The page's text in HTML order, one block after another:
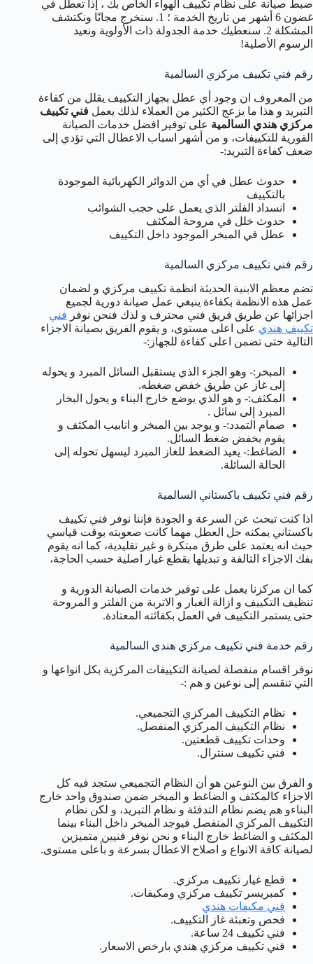
ضبط صيانة على نظام تكييف الهواء الخاص بك ، إذا تعطل في
غضون 6 أشهر من تاريخ الخدمة ؛ 1. سنخرج مجانًا ونكتشف
المشكلة 2. سنعطيك خدمة الجدولة ذات الأولوية ونعيد
الرسوم الأصلية!
رقم فني تكييف مركزي السالمية
من المعروف ان وجود أي عطل بجهاز التكييف يقلل من كفاءة
التبريد و هذا ما يزعج الكثير من العملاء لذلك يعمل فني تكييف
مركزي هندي السالمية على توفير افضل خدمات الصيانة
الفورية للتكييفات، و من أشهر اسباب الاعطال التي تؤدي إلى
ضعف كفاءة التبريد:-
حدوث عطل في أي من الدوائر الكهربائية الموجودة
بالتكييف
انسداد الفلتر الذي يعمل على حجب الشوائب
حدوث خلل في مروحة المكثف
عطل في المبخر الموجود داخل التكييف
رقم فني تكييف مركزي السالمية
تضم معظم الابنية الحديثة انظمة تكييف مركزي و لضمان
عمل هذه الانظمة بكفاءة ينبغي عمل صيانة دورية لجميع
اجزائها عن طريق فريق فني محترف و لذك فنحن نوفر فني
تكييف هندي على اعلى مستوى، و يقوم الفريق بصيانة الاجزاء
التالية حتى تضمن اعلى كفاءة للجهاز:-
المبخر:- وهو الجزء الذي يستقبل السائل المبرد و يحوله
إلى غاز عن طريق خفض ضغطه.
المكثف:- و هو الذي يوضع خارج البناء و يحول البخار
المبرد إلى سائل .
صمام التمدد:- و يوجد بين المبخر و انابيب المكثف و
يقوم بخفض ضغط السائل.
الضاغط:- يعيد الضغط للغاز المبرد ليسهل تحوله إلى
الحالة السائلة.
رقم فني تكييف باكستاني السالمية
اذا كنت تبحث عن السرعة و الجودة فإننا نوفر فني تكييف
باكستاني يمكنه حل العطل مهما كانت صعوبته بوقت قياسي
حيث انه يعتمد على طرق مبتكرة و غير تقليدية، كما انه يقوم
بفك الاجزاء التالفة و تبديلها بقطع غيار اصلية حسب الحاجة،
كما ان مركزنا يعمل على توفير خدمات الصيانة الدورية و
تنظيف التكييف و ازالة الغبار و الاتربة من الفلتر و المروحة
حتى يستمر التكييف في العمل بكفائته المعتادة.
رقم خدمة فني تكييف مركزي هندي السالمية
نوفر اقسام منفصلة لصيانة التكييفات المركزية بكل انواعها و
التي تنقسم إلى نوعين و هم :-
نظام التكييف المركزي التجميعي.
نظام التكييف المركزي المنفصل.
وحدات تكييف قطعتين.
فني تكييف سنترال.
و الفرق بين النوعين هو أن النظام التجميعي ستجد فيه كل
الاجزاء كالمكثف و الضاغط و المبخر ضمن صندوق واحد خارج
البناءو هم يضم نظام التدفئة و نظام التبريد، و لكن نظام
التكييف المركزي المنفصل فيوجد المبخر داخل البناء بينما
المكثف و الضاغط خارج البناء و نحن نوفر فنيين متميزين
لصيانة كافة الانواع و اصلاح الاعطال بسرعة و بأعلى مستوى.
قطع غيار تكييف مركزي.
كمبريسر تكييف مركزي ومكيفات.
فني مكيفات هندي
فحص وتعبئة غاز التكييف.
فني تكييف 24 ساعة.
فني تكييف مركزي هندي بارخص الاسعار.